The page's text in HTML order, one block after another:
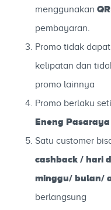
menggunakan
pembayaran.
Promo tidak
kelipatan dan
promo lainnya
Promo berlaku
Eneng
Satu customer
cashback / hari
minggu/ bulan/
berlangsung